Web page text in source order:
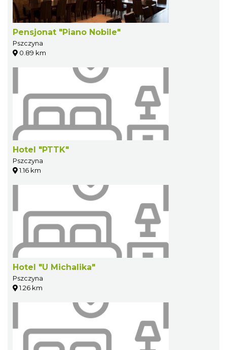
Pensjonat "Piano Nobile"
Pszczyna
0.89 km
Hotel "PTTK"
Pszczyna
1.16 km
Hotel "U Michalika"
Pszczyna
1.26 km